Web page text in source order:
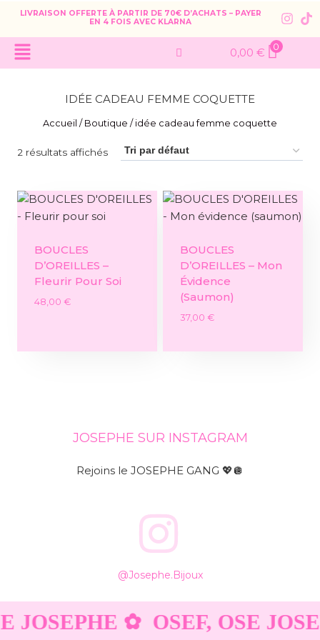
LIVRAISON OFFERTE À PARTIR DE 70€ D’ACHATS – PAYER
EN 4 FOIS AVEC KLARNA
0,00 € 0
IDÉE CADEAU FEMME COQUETTE
Accueil / Boutique / idée cadeau femme coquette
2 résultats affichés
BOUCLES
D’OREILLES –
Fleurir Pour Soi
48,00 €
BOUCLES
D’OREILLES – Mon
Évidence
(saumon)
37,00 €
JOSEPHE SUR INSTAGRAM
Rejoins le JOSEPHE GANG 💖🪩
@josephe.bijoux
JOSEPHE ✿ OSEF, OSE